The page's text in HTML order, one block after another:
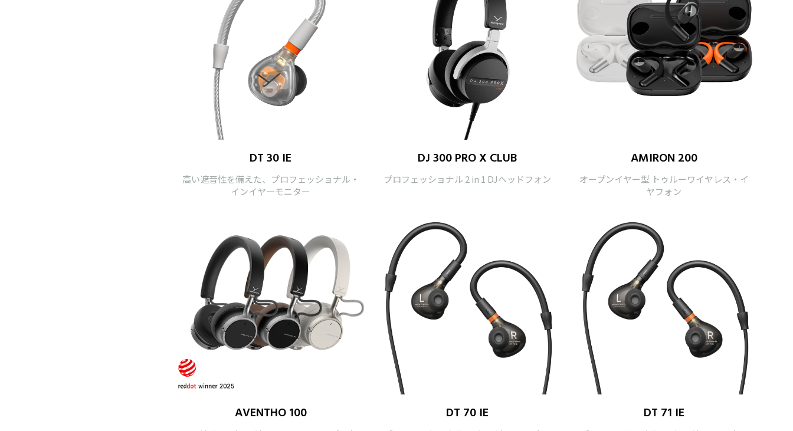
DT 30 IE
高い遮音性を備えた、プロフェッショナル・
インイヤーモニター
DJ 300 PRO X CLUB
プロフェッショナル 2 in 1 DJヘッドフォン
AMIRON 200
オープンイヤー型 トゥルーワイヤレス・イ
ヤフォン
AVENTHO 100 DT 70 IE DT 71 IE